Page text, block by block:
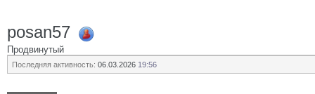
posan57
Продвинутый
Последняя активность: 06.03.2026 19:56